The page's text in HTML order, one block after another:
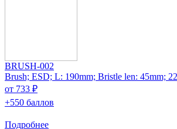
BRUSH-002
Brush; ESD; L: 190mm; Bristle len: 45mm;
от 733 ₽
+550 баллов
Подробнее